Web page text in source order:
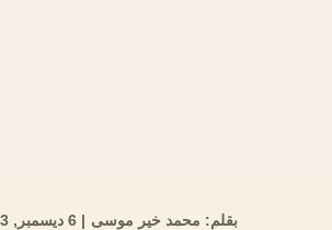
بقلم: محمد خير موسى | 6 ديسمبر, 2023